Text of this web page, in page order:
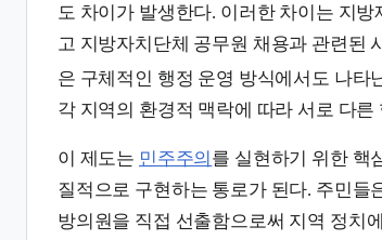
도 차이가 발생한다. 이러한 차이는 지
고 지방자치단체 공무원 채용과 관련된
은 구체적인 행정 운영 방식에서도 나타
각 지역의 환경적 맥락에 따라 서로 다
이 제도는 민주주의 를 실현하기 위한 핵
질적으로 구현하는 통로가 된다. 주민들
방의원을 직접 선출함으로써 지역 정치